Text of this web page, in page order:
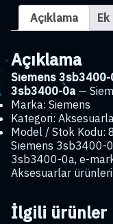
Elemanı
3sb3400-
0a
Açıklama
Açıklama
Sıemens 3sb3400-
3sb3400-0a—
Marka: Siemens
Kategori:
Model / Stok Kodu:
Sıemens 3sb3400-
3sb3400-0a, e-
Aksesuarlar
İlgili ürünler